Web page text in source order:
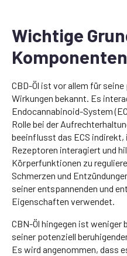
Wichtige
Komponenten
CBD-Öl ist vor allem für
Wirkungen bekannt. Es
Endocannabinoid-System
Rolle bei der
beeinflusst das ECS
Rezeptoren interagiert und
Körperfunktionen zu
Schmerzen und
seiner entspannenden und
Eigenschaften verwendet.
CBN-Öl hingegen ist weniger
seiner potenziell
Es wird angenommen, dass